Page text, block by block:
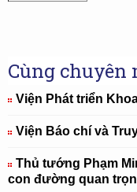
Cùng chuyên
Viện Phát triển
Viện Báo chí và
Thủ tướng Phạm
con đường quan